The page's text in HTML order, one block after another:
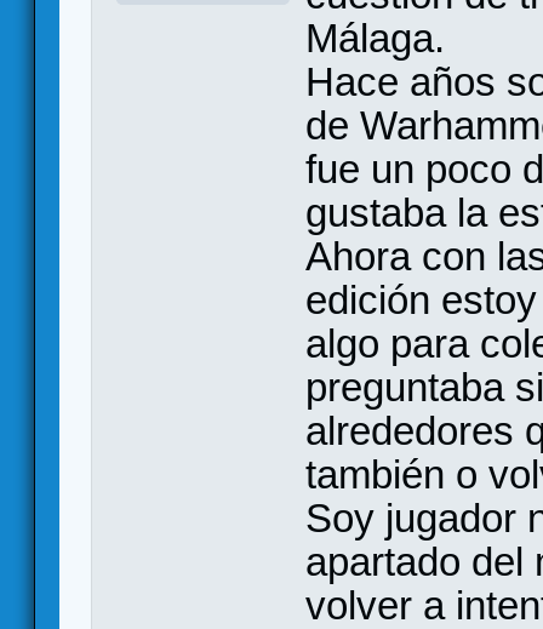
Málaga.
Hace años
de
fue un poco
gustaba la
Ahora con
edición
algo para
preguntaba
alrededores
también o
Soy jugador
apartado del
volver a